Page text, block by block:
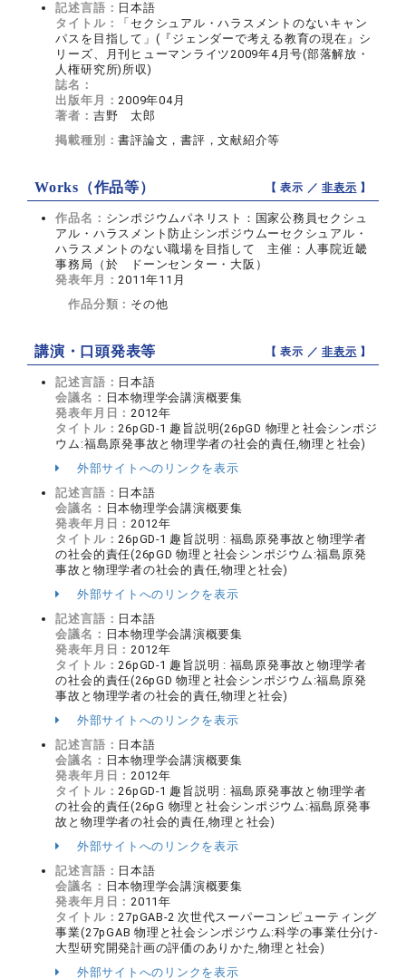
記述言語： 日本語
タイトル：
「セクシュアル・ハラスメントのないキャン
パスを目指して」(『ジェンダーで考える教育の現在』シ
リーズ、月刊ヒューマンライツ2009年4月号(部落解放・
人権研究所)所収)
誌名：
出版年月：2009年04月
著者： 吉野 太郎
掲載種別：書評論文，書評，文献紹介等
Works（作品等） 【 表示 ／非表示 】
作品名： シンポジウムパネリスト：国家公務員セクシュ
アル・ハラスメント防止シンポジウムーセクシュアル・
ハラスメントのない職場を目指して 主催：人事院近畿
事務局（於 ドーンセンター・大阪）
発表年月：2011年11月
作品分類： その他
講演・口頭発表等 【 表示 ／非表示 】
記述言語： 日本語
会議名： 日本物理学会講演概要集
発表年月日：2012年
タイトル：26pGD-1 趣旨説明(26pGD 物理と社会シンポジ
ウム:福島原発事故と物理学者の社会的責任,物理と社会)
外部サイトへのリンクを表示
記述言語： 日本語
会議名： 日本物理学会講演概要集
発表年月日：2012年
タイトル：26pGD-1 趣旨説明 : 福島原発事故と物理学者
の社会的責任(26pGD 物理と社会シンポジウム:福島原発
事故と物理学者の社会的責任,物理と社会)
外部サイトへのリンクを表示
記述言語： 日本語
会議名： 日本物理学会講演概要集
発表年月日：2012年
タイトル：26pGD-1 趣旨説明 : 福島原発事故と物理学者
の社会的責任(26pGD 物理と社会シンポジウム:福島原発
事故と物理学者の社会的責任,物理と社会)
外部サイトへのリンクを表示
記述言語： 日本語
会議名： 日本物理学会講演概要集
発表年月日：2012年
タイトル：26pGD-1 趣旨説明 : 福島原発事故と物理学者
の社会的責任(26pG 物理と社会シンポジウム:福島原発事
故と物理学者の社会的責任,物理と社会)
外部サイトへのリンクを表示
記述言語： 日本語
会議名： 日本物理学会講演概要集
発表年月日：2011年
タイトル：27pGAB-2 次世代スーパーコンピューティング
事業(27pGAB 物理と社会シンポジウム:科学の事業仕分け-
大型研究開発計画の評価のありかた,物理と社会)
外部サイトへのリンクを表示